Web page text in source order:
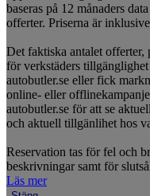
baseras på 12 månaders
offerter. Priserna är
Det faktiska antalet offerter,
för verkstäders tillgänglighet
autobutler.se eller fick
online- eller
autobutler.se för att se
och aktuell tillgänlihet hos
Reservation tas för fel och
beskrivningar samt för
Läs mer